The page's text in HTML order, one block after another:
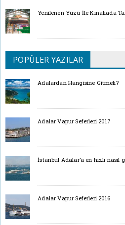
Yenilenen Yüzü İle Kınalıada
POPÜLER YAZILAR
Adalardan Hangisine Gitmeli?
Adalar Vapur Seferleri 2017
İstanbul Adalar’a en hızlı nasıl
Adalar Vapur Seferleri 2016